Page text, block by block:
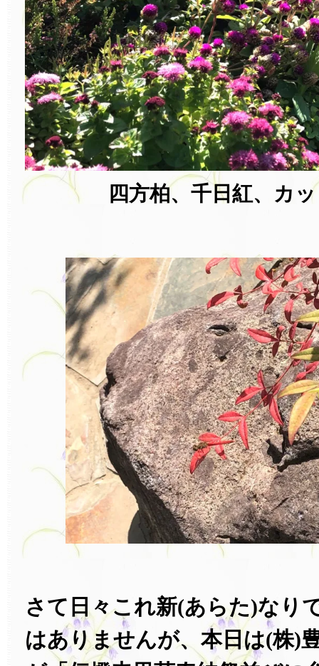
四方柏、千日紅、カ
さて日々これ新(あらた)なり
はありませんが、本日は(株)